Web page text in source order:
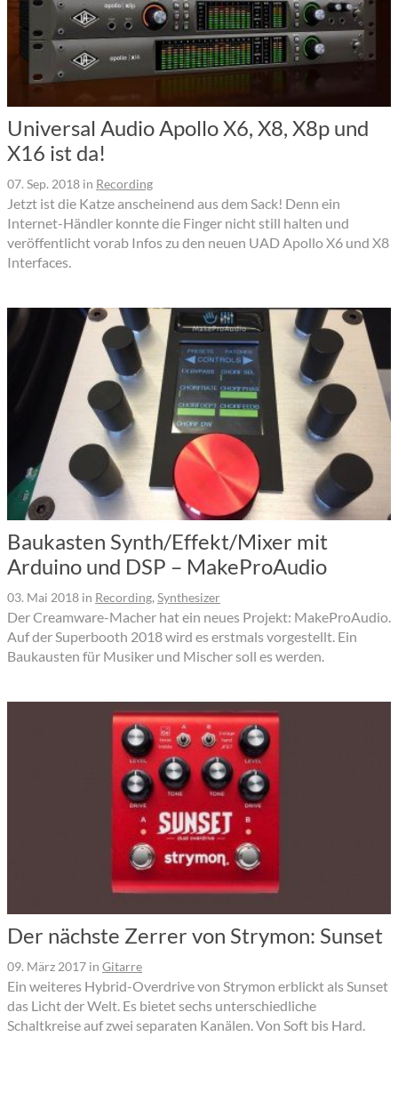
Universal Audio Apollo X6, X8, X8p und
X16 ist da!
07. Sep. 2018 in Recording
Jetzt ist die Katze anscheinend aus dem Sack! Denn ein
Internet-Händler konnte die Finger nicht still halten und
veröffentlicht vorab Infos zu den neuen UAD Apollo X6 und X8
Interfaces.
Baukasten Synth/Effekt/Mixer mit
Arduino und DSP – MakeProAudio
03. Mai 2018 in Recording, Synthesizer
Der Creamware-Macher hat ein neues Projekt: MakeProAudio.
Auf der Superbooth 2018 wird es erstmals vorgestellt. Ein
Baukausten für Musiker und Mischer soll es werden.
Der nächste Zerrer von Strymon: Sunset
09. März 2017 in Gitarre
Ein weiteres Hybrid-Overdrive von Strymon erblickt als Sunset
das Licht der Welt. Es bietet sechs unterschiedliche
Schaltkreise auf zwei separaten Kanälen. Von Soft bis Hard.